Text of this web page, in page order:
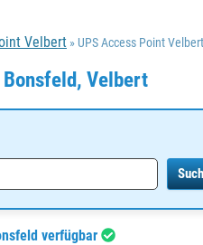
Velbert » UPS Access Point
Velbert
verfügbar